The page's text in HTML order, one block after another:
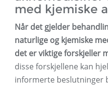
med kjemiske
Når det gjelder
naturlige og kjemiske
det er viktige forskjeller
disse forskjellene kan
informerte beslutninger